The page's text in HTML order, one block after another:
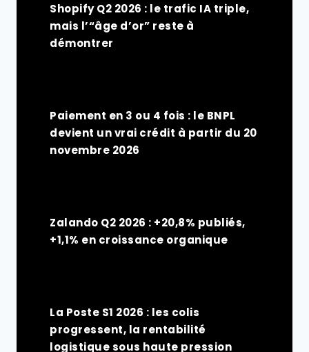
Shopify Q2 2026 : le trafic IA triple,
mais l’“âge d’or” reste à
démontrer
Paiement en 3 ou 4 fois : le BNPL
devient un vrai crédit à partir du 20
novembre 2026
Zalando Q2 2026 : +20,8% publiés,
+1,1% en croissance organique
La Poste S1 2026 : les colis
progressent, la rentabilité
logistique sous haute pression